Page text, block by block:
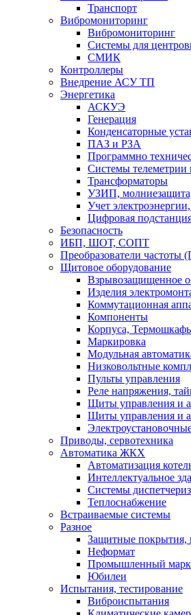
Транспорт
Вибромониторинг
Вибромониторинг
Системы для
СМИК
Контроллеры
Внедрение АСУ ТП
Энергетика
АСКУЭ
Генерация
Конденсаторные
ПАЗ и РЗА
Программно
Системы телеметрии
Трансформаторы
УЗИП, молниезащита,
Учет
Цифровая
Безопасность
ИБП, ШОТ, СОПТ
Преобразователи частоты
Щитовое оборудование
Взрывозащищенное
Изделия
Коммутационная
Компоненты
Корпуса,
Маркировка
Модульная
Низковольтные
Пульты управления
Реле напряжения,
Щиты управления и
Щиты управления и
Приводы, сервотехника
Автоматика ЖКХ
Автоматизация
Интеллектуальное
Системы
Теплоснабжение
Встраиваемые системы
Разное
Защитные
Неформат
Промышленный
Юбилеи
Испытания, тестирование
Виброиспытания